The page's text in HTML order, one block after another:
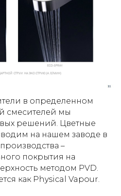
в определенном
смесителей мы
решений. Цветные
на нашем заводе в
–
покрытия на
методом PVD.
как Physical Vapour.